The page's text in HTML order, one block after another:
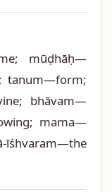
mūḍhāḥ—
tanum—form;
bhāvam—
mama—